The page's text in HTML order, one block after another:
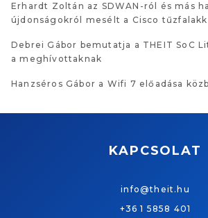
Erhardt Zoltán az SDWAN-ról és más
újdonságokról mesélt a Cisco
Debrei Gábor bemutatja a THEIT SoC
a meghívottaknak
Hanzséros Gábor a Wifi 7 előadása
KAPCSOLAT
info@theit.hu
+36 1 5858 401